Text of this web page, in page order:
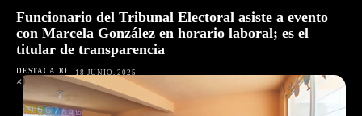
Funcionario del Tribunal Electoral asiste a evento
con Marcela González en horario laboral; es el
titular de transparencia
DESTACADO 18 JUNIO, 2025